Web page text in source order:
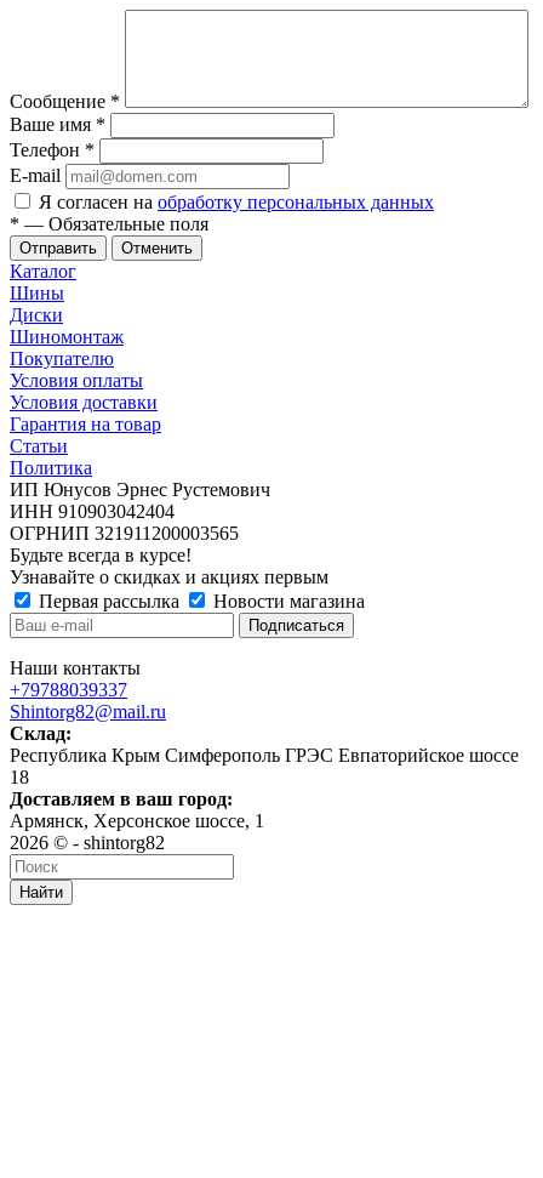
Сообщение *
Ваше имя *
Телефон *
E-mail
Я согласен на обработку персональных данных
* — Обязательные поля
Отменить
Каталог
Шины
Диски
Шиномонтаж
Покупателю
Условия оплаты
Условия доставки
Гарантия на товар
Статьи
Политика
ИП Юнусов Эрнес Рустемович
ИНН 910903042404
ОГРНИП 321911200003565
Будьте всегда в курсе!
Узнавайте о скидках и акциях первым
Первая рассылка
Новости магазина
Наши контакты
+79788039337
Shintorg82@mail.ru
Склад:
Республика Крым Симферополь ГРЭС Евпаторийское шоссе
18
Доставляем в ваш город:
Армянск, Херсонское шоссе, 1
2026 © - shintorg82
Найти